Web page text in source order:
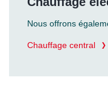
Nous offrons
Chauffage central